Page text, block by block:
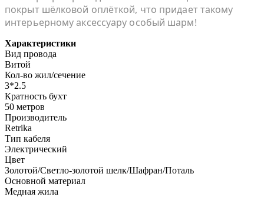
покрыт шёлковой оплёткой, что придает такому
интерьерному аксессуару особый шарм!
Характеристики
Вид провода
Витой
Кол-во жил/сечение
3*2.5
Кратность бухт
50 метров
Производитель
Retrika
Тип кабеля
Электрический
Цвет
Золотой/Светло-золотой шелк/Шафран/Поталь
Основной материал
Медная жила